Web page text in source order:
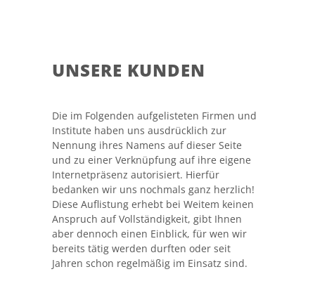
UNSERE KUNDEN
Die im Folgenden aufgelisteten Firmen und
Institute haben uns ausdrücklich zur
Nennung ihres Namens auf dieser Seite
und zu einer Verknüpfung auf ihre eigene
Internetpräsenz autorisiert. Hierfür
bedanken wir uns nochmals ganz herzlich!
Diese Auflistung erhebt bei Weitem keinen
Anspruch auf Vollständigkeit, gibt Ihnen
aber dennoch einen Einblick, für wen wir
bereits tätig werden durften oder seit
Jahren schon regelmäßig im Einsatz sind.